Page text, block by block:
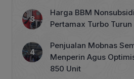
Harga BBM
Pertamax Turbo Turun
Penjualan Mobnas
Menperin Agus
850 Unit